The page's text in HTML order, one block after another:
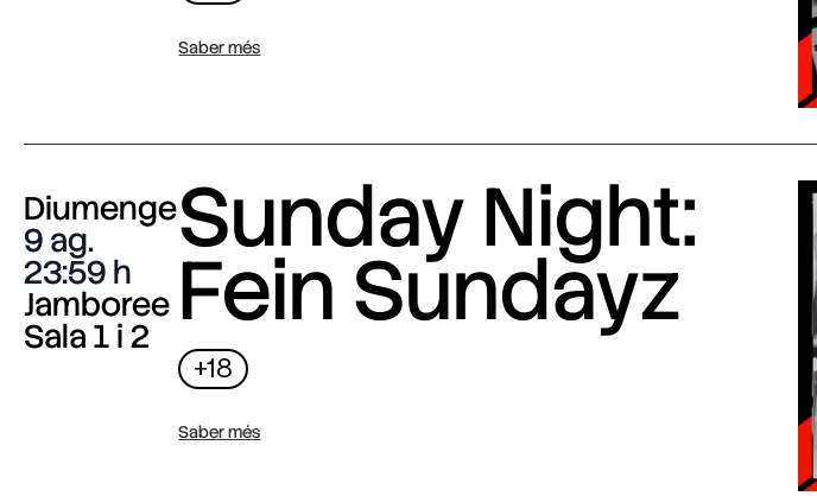
Saber més
Diumenge
9 ag.
23:59
Jamboree
Sala 1 i 2
Sunday Night:
Fein Sundayz
+18
Saber més